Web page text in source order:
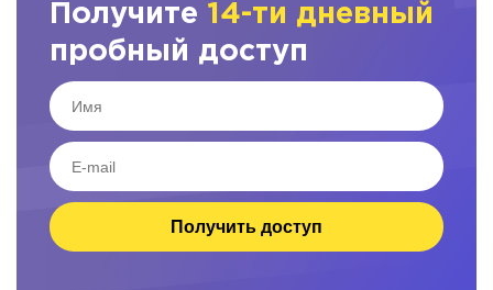
Получите 14-ти дневный
пробный доступ
Получить доступ